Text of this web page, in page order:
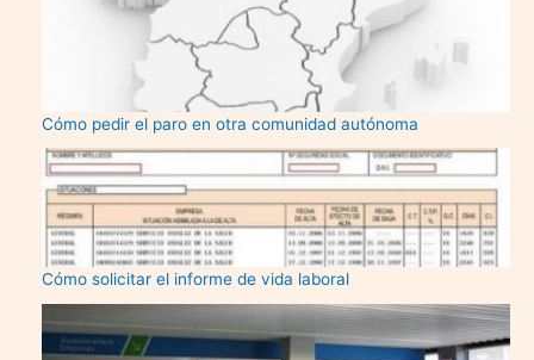
Cómo pedir el paro en otra comunidad autónoma
Cómo solicitar el informe de vida laboral